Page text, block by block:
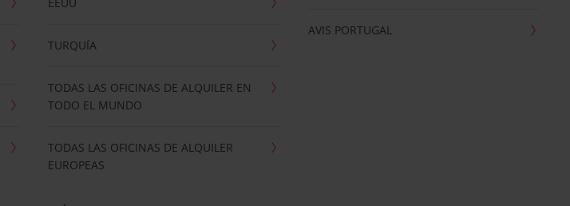
TURQUÍA
TODAS LAS OFICINAS DE ALQUILER EN
TODO EL MUNDO
TODAS LAS OFICINAS DE ALQUILER
EUROPEAS
AVIS PORTUGAL